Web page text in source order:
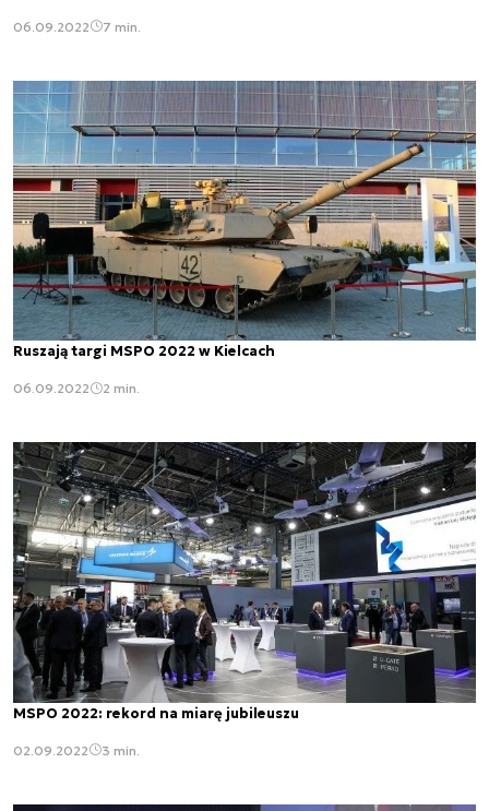
06.09.2022 7 min.
Ruszają targi MSPO 2022 w Kielcach
06.09.2022 2 min.
MSPO 2022: rekord na miarę jubileuszu
02.09.2022 3 min.